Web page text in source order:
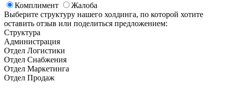
Комплимент
Жалоба
Выберите структуру нашего холдинга, по которой хотите
оставить отзыв или поделиться предложением:
Структура
Администрация
Отдел Логистики
Отдел Снабжения
Отдел Маркетинга
Отдел Продаж